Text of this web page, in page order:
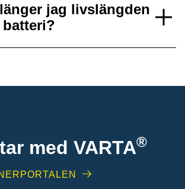
jag livslängden
med VARTA®